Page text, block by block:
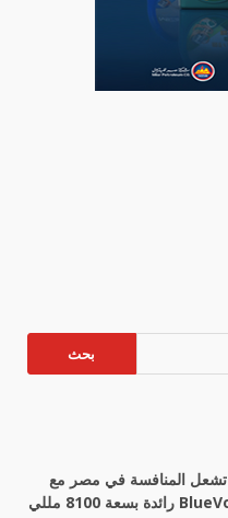
أكبر بطارية في تاريخ سلسلة vivo Y تشعل المنافسة في مصر مع
إطلاق vivo Y500، المزود ببطارية BlueVolt رائدة بسعة 8100 مللي